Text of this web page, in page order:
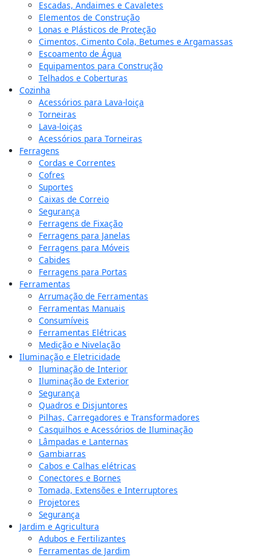
Escadas, Andaimes e Cavaletes
Elementos de Construção
Lonas e Plásticos de Proteção
Cimentos, Cimento Cola, Betumes e Argamassas
Escoamento de Água
Equipamentos para Construção
Telhados e Coberturas
Cozinha
Acessórios para Lava-loiça
Torneiras
Lava-loiças
Acessórios para Torneiras
Ferragens
Cordas e Correntes
Cofres
Suportes
Caixas de Correio
Segurança
Ferragens de Fixação
Ferragens para Janelas
Ferragens para Móveis
Cabides
Ferragens para Portas
Ferramentas
Arrumação de Ferramentas
Ferramentas Manuais
Consumíveis
Ferramentas Elétricas
Medição e Nivelação
Iluminação e Eletricidade
Iluminação de Interior
Iluminação de Exterior
Segurança
Quadros e Disjuntores
Pilhas, Carregadores e Transformadores
Casquilhos e Acessórios de Iluminação
Lâmpadas e Lanternas
Gambiarras
Cabos e Calhas elétricas
Conectores e Bornes
Tomada, Extensões e Interruptores
Projetores
Segurança
Jardim e Agricultura
Adubos e Fertilizantes
Ferramentas de Jardim